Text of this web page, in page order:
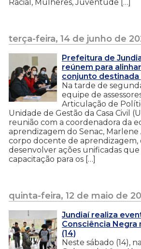
Racial, Mulheres, Juventude […]
terça-feira, 14 de junho de
Prefeitura de
reúnem para
conjunto destinada
Na tarde de
equipe de
Articulação de
Unidade de Gestão da Casa Civil
reunião com a coordenadora da
aprendizagem do Senac,
corpo docente de aprendizagem,
desenvolver ações unificadas
capacitação para os […]
quinta-feira, 12 de maio de
Jundiaí realiza
Consciência Negra
(14)
Neste sábado (14),